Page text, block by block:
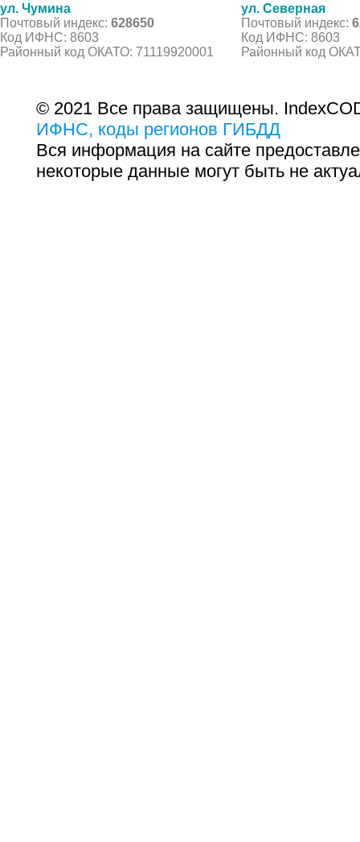
ул. Чумина
Почтовый индекс: 628650
Код ИФНС: 8603
Районный код ОКАТО: 71119920001
ул. Северная
Почтовый индекс:
Код ИФНС: 8603
Районный код
© 2021 Все права защищены.
ИФНС, коды регионов ГИБДД
Вся информация на сайте
некоторые данные могут быть не